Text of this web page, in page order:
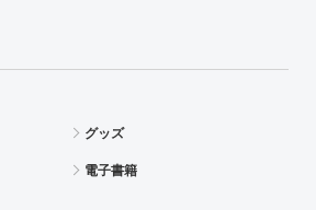
グッズ
電子書籍